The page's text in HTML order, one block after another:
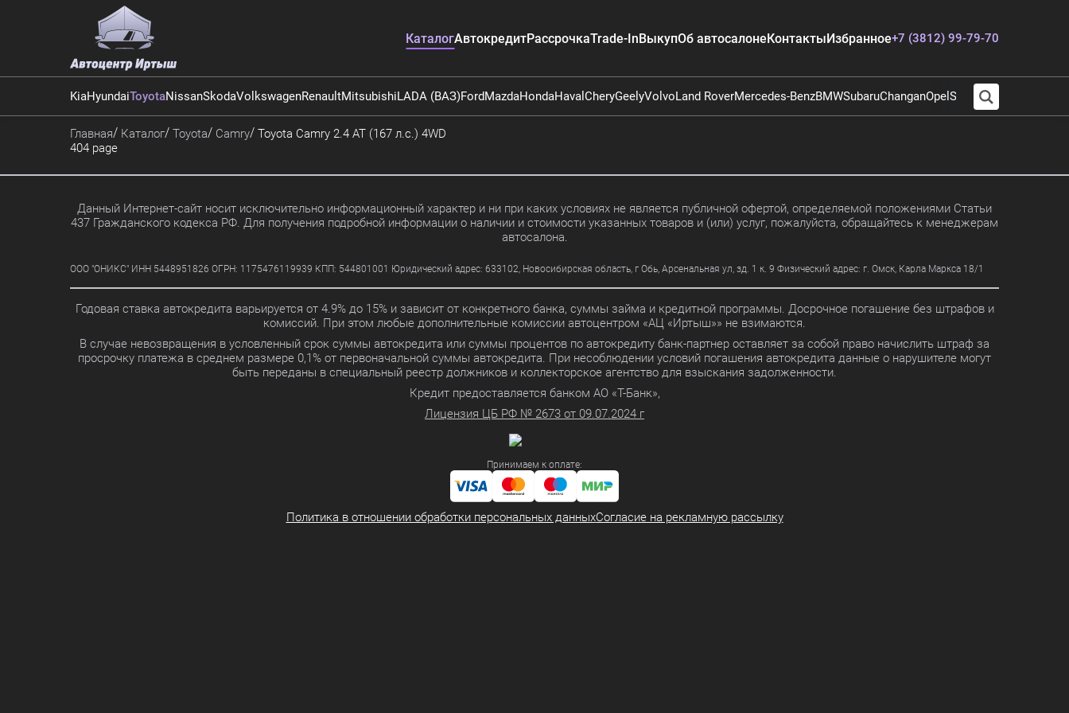
КаталогАвтокредитРассрочкаTrade-InВыкупОб автосалонеКонтактыИзбранное+7 (3812) 99-79-70
KiaHyundaiToyotaNissanSkodaVolkswagenRenaultMitsubishiLADA (ВАЗ)FordMazdaHondaHaval CheryGeelyVolvoLand RoverMercedes-BenzBMWSubaruChanganOpel SuzukiAudi
Главная Каталог Toyota Camry Toyota Camry 2.4 AT (167 л.с.) 4WD
404 page
Данный Интернет-сайт носит исключительно информационный характер и ни при каких условиях не является публичной офертой, определяемой положениями Статьи
437 Гражданского кодекса РФ. Для получения подробной информации о наличии и стоимости указанных товаров и (или) услуг, пожалуйста, обращайтесь к менеджерам
автосалона.
ООО "ОНИКС" ИНН 5448951826 ОГРН: 1175476119939 КПП: 544801001 Юридический адрес: 633102, Новосибирская область, г Обь, Арсенальная ул, зд. 1 к. 9 Физический адрес: г. Омск, Карла Маркса 18/1
Годовая ставка автокредита варьируется от 4.9% до 15% и зависит от конкретного банка, суммы займа и кредитной программы. Досрочное погашение без штрафов и
комиссий. При этом любые дополнительные комиссии автоцентром «АЦ «Иртыш»» не взимаются.
В случае невозвращения в условленный срок суммы автокредита или суммы процентов по автокредиту банк-партнер оставляет за собой право начислить штраф за
просрочку платежа в среднем размере 0,1% от первоначальной суммы автокредита. При несоблюдении условий погашения автокредита данные о нарушителе могут
быть переданы в специальный реестр должников и коллекторское агентство для взыскания задолженности.
Кредит предоставляется банком АО «Т-Банк»,
Лицензия ЦБ РФ № 2673 от 09.07.2024 г
Принимаем к оплате:
Политика в отношении обработки персональных данныхСогласие на рекламную рассылку